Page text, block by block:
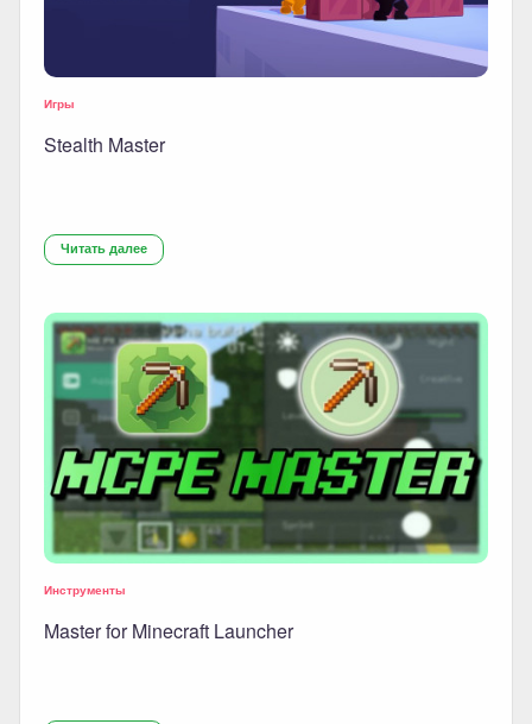
Игры
Stealth Master
Читать далее
Инструменты
Master for Minecraft Launcher